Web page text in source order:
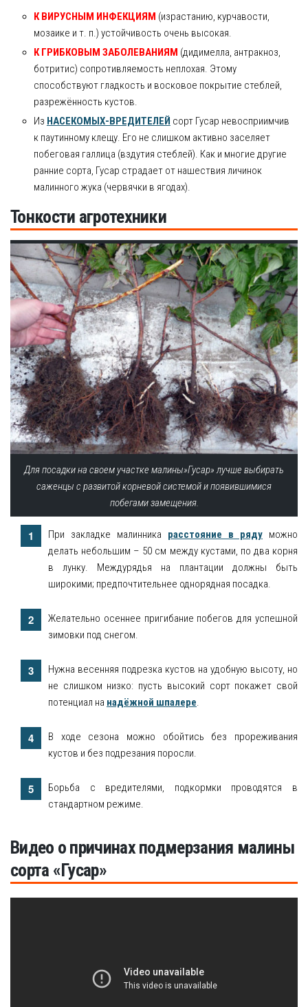
К ВИРУСНЫМ ИНФЕКЦИЯМ (израстанию, курчавости,
мозаике и т. п.) устойчивость очень высокая.
К ГРИБКОВЫМ ЗАБОЛЕВАНИЯМ (дидимелла, антракноз,
ботритис) сопротивляемость неплохая. Этому
способствуют гладкость и восковое покрытие стеблей,
разрежённость кустов.
Из НАСЕКОМЫХ-ВРЕДИТЕЛЕЙ сорт Гусар невосприимчив
к паутинному клещу. Его не слишком активно заселяет
побеговая галлица (вздутия стеблей). Как и многие другие
ранние сорта, Гусар страдает от нашествия личинок
малинного жука (червячки в ягодах).
Тонкости агротехники
Для посадки на своем участке малины»Гусар» лучше выбирать
саженцы с развитой корневой системой и появившимися
побегами замещения.
При закладке малинника расстояние в ряду можно
делать небольшим – 50 см между кустами, по два корня
в лунку. Междурядья на плантации должны быть
широкими; предпочтительнее однорядная посадка.
Желательно осеннее пригибание побегов для успешной
зимовки под снегом.
Нужна весенняя подрезка кустов на удобную высоту, но
не слишком низко: пусть высокий сорт покажет свой
потенциал на надёжной шпалере.
В ходе сезона можно обойтись без прореживания
кустов и без подрезания поросли.
Борьба с вредителями, подкормки проводятся в
стандартном режиме.
Видео о причинах подмерзания малины
сорта «Гусар»